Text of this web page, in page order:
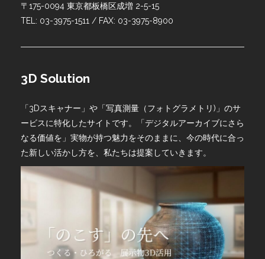
〒175-0094 東京都板橋区成増 2-5-15
TEL: 03-3975-1511 / FAX: 03-3975-8900
3D Solution
「3Dスキャナー」や「写真測量（フォトグラメトリ)」のサ
ービスに特化したサイトです。「デジタルアーカイブにさら
なる価値を」実物が持つ魅力をそのままに、今の時代に合っ
た新しい活かし方を、私たちは提案していきます。